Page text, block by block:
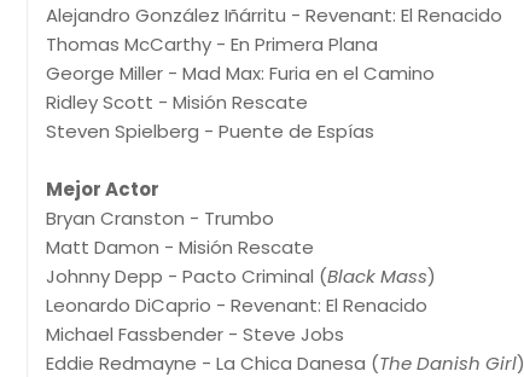
Alejandro González Iñárritu - Revenant: El Renacido
Thomas McCarthy - En Primera Plana
George Miller - Mad Max: Furia en el Camino
Ridley Scott - Misión Rescate
Steven Spielberg - Puente de Espías
Mejor Actor
Bryan Cranston - Trumbo
Matt Damon - Misión Rescate
Johnny Depp - Pacto Criminal (Black Mass)
Leonardo DiCaprio - Revenant: El Renacido
Michael Fassbender - Steve Jobs
Eddie Redmayne - La Chica Danesa (The Danish Girl)